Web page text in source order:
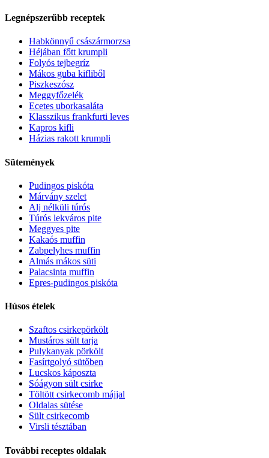
Legnépszerűbb receptek
Habkönnyű császármorzsa
Héjában főtt krumpli
Folyós tejbegríz
Mákos guba kifliből
Piszkeszósz
Meggyfőzelék
Ecetes uborkasaláta
Klasszikus frankfurti leves
Kapros kifli
Házias rakott krumpli
Sütemények
Pudingos piskóta
Márvány szelet
Alj nélküli túrós
Túrós lekváros pite
Meggyes pite
Kakaós muffin
Zabpelyhes muffin
Almás mákos süti
Palacsinta muffin
Epres-pudingos piskóta
Húsos ételek
Szaftos csirkepörkölt
Mustáros sült tarja
Pulykanyak pörkölt
Fasírtgolyó sütőben
Lucskos káposzta
Sóágyon sült csirke
Töltött csirkecomb májjal
Oldalas sütése
Sült csirkecomb
Virsli tésztában
További receptes oldalak